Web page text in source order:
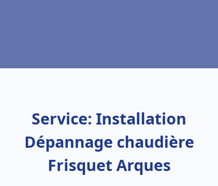
Service: Installation
Dépannage chaudière
Frisquet Arques